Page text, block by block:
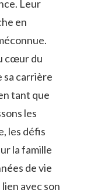
Leur
en
cœur du
sa carrière
tant que
les
les défis
la famille
de vie
avec son